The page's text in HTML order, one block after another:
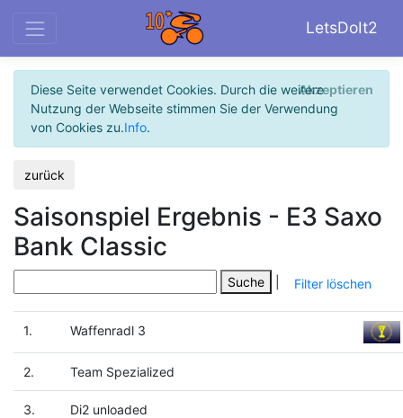
LetsDoIt2
Diese Seite verwendet Cookies. Durch die weitere
Nutzung der Webseite stimmen Sie der Verwendung
von Cookies zu.Info.
Akzeptieren
zurück
Saisonspiel Ergebnis - E3 Saxo
Bank Classic
Suche Filter löschen
1. Waffenradl 3
2. Team Spezialized
3. Di2 unloaded